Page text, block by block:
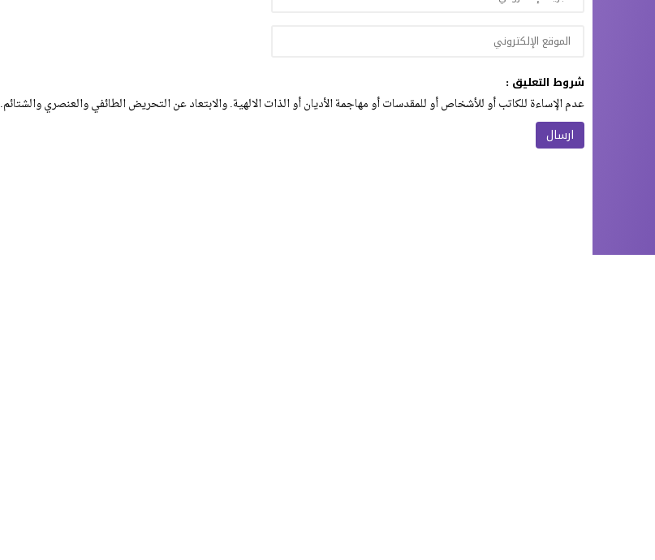
شروط التعليق :
عدم الإساءة للكاتب أو للأشخاص أو للمقدسات أو مهاجمة الأديان أو الذات الالهية. والابتعاد عن التحريض الطائفي والعنصري والشتائم.